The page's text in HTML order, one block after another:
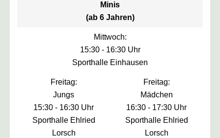
Minis
(ab 6 Jahren)
Mittwoch:
15:30 - 16:30 Uhr
Sporthalle Einhausen
Freitag:
Jungs
15:30 - 16:30 Uhr
Sporthalle Ehlried
Lorsch
Freitag:
Mädchen
16:30 - 17:30 Uhr
Sporthalle Ehlried
Lorsch